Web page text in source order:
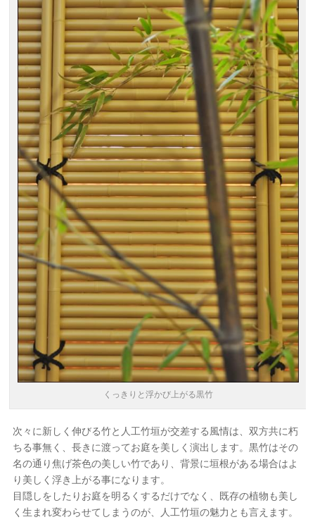
くっきりと浮かび上がる黒竹
次々に新しく伸びる竹と人工竹垣が交差する風情は、双方共に朽
ちる事無く、長きに渡ってお庭を美しく演出します。黒竹はその
名の通り焦げ茶色の美しい竹であり、背景に垣根がある場合はよ
り美しく浮き上がる事になります。
目隠しをしたりお庭を明るくするだけでなく、既存の植物も美し
く生まれ変わらせてしまうのが、人工竹垣の魅力とも言えます。